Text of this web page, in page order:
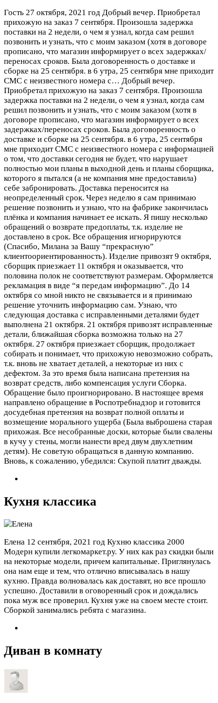
Гость 27 октября, 2021 год Добрый вечер. Приобретал
прихожую на заказ 7 сентября. Произошла задержка
поставки на 2 недели, о чем я узнал, когда сам решил
позвонить и узнать, что с моим заказом (хотя в договоре
прописано, что магазин информирует о всех задержках/
переносах сроков. Была договоренность о доставке и
сборке на 25 сентября. в 6 утра, 25 сентября мне приходит
СМС с неизвестного номера с… Добрый вечер.
Приобретал прихожую на заказ 7 сентября. Произошла
задержка поставки на 2 недели, о чем я узнал, когда сам
решил позвонить и узнать, что с моим заказом (хотя в
договоре прописано, что магазин информирует о всех
задержках/переносах сроков. Была договоренность о
доставке и сборке на 25 сентября. в 6 утра, 25 сентября
мне приходит СМС с неизвестного номера с информацией
о том, что доставки сегодня не будет, что нарушает
полностью мои планы в выходной день и планы сборщика,
которого я пытался (а не компания мне предоставила)
себе забронировать. Доставка переносится на
неопределенный срок. Через неделю я сам принимаю
решение позвонить и узнаю, что на фабрике закончилась
плёнка и компания начинает ее искать. Я пишу несколько
обращений о возврате предоплаты, т.к. изделие не
доставлено в срок. Все обращения игнорируются
(Спасибо, Милана за Вашу “прекрасную”
клиентоориентированность). Изделие привозят 9 октября,
сборщик приезжает 11 октября и оказывается, что
половина полок не соответствуют размерам. Оформляется
рекламация в виде “я передам информацию”. До 14
октября со мной никто не связывается и я принимаю
решение уточнить информацию сам. Узнаю, что
следующая доставка с исправленными деталями будет
выполнена 21 октября. 21 октября привозят исправленные
детали, ближайшая сборка возможна только на 27
октября. 27 октября приезжает сборщик, продолжает
собирать и понимает, что прихожую невозможно собрать,
т.к. вновь не хватает деталей, а некоторые из них с
дефектом. За это время была написана претензия на
возврат средств, либо компенсация услуги Сборка.
Обращение было проигнорировано. В настоящее время
направлено обращение в Роспотребнадзор и готовится
досудебная претензия на возврат полной оплаты и
возмещение морального ущерба (Была выброшена старая
прихожая. Все несобранные доски, которые были свалены
в кучу у стены, могли нанести вред двум двухлетним
детям). Не советую обращаться в данную компанию.
Вновь, к сожалению, убедился: Скупой платит дважды.
Кухня классика
Елена 12 сентября, 2021 год Кухню классика 2000
Модерн купили легкомаркет.ру. У них как раз скидки были
на некоторые модели, причем капитальные. Приглянулась
она нам еще и тем, что отлично вписывалась в нашу
кухню. Правда волновалась как доставят, но все прошло
успешно. Доставили в оговоренный срок и дождались
пока муж все проверил. Кухня уже на своем месте стоит.
Сборкой занимались ребята с магазина.
Диван в комнату